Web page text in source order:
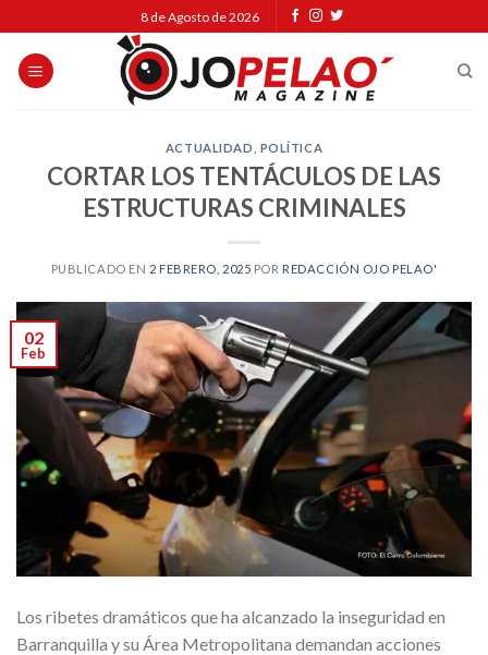
to
content
8 de Agosto de 2026
ACTUALIDAD POLÍTICA
CORTAR LOS TENTÁCULOS DE LAS
ESTRUCTURAS CRIMINALES
PUBLICADO EN 2 FEBRERO, 2025 POR REDACCIÓN OJO PELAO'
02
Feb
Los ribetes dramáticos que ha alcanzado la inseguridad en
Barranquilla y su Área Metropolitana demandan acciones